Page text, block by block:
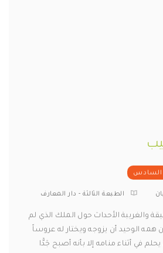
السادس
الطبعة الثالثة - دار المعارف
والغريبة الأحداث حول الملك الذي لم
همه الوحيد أن يزوجه ويختار له عروساً
في أثناء منامه إلا بأنه أصبح جَدًّا